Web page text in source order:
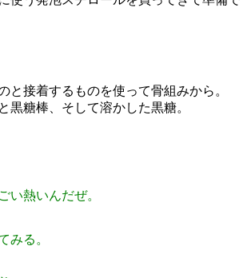
と接着するものを使って骨組みから。
黒糖棒、そして溶かした黒糖。
い熱いんだぜ。
みる。